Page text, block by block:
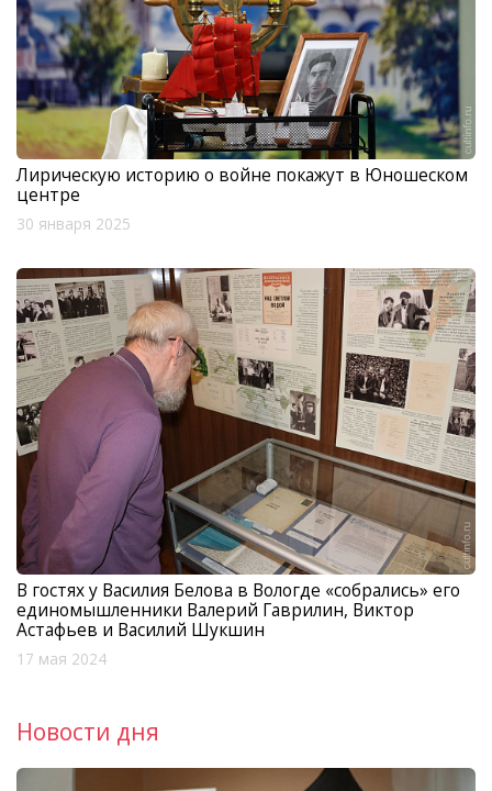
Лирическую историю о войне покажут в Юношеском
центре
30 января 2025
В гостях у Василия Белова в Вологде «собрались» его
единомышленники Валерий Гаврилин, Виктор
Астафьев и Василий Шукшин
17 мая 2024
Новости дня